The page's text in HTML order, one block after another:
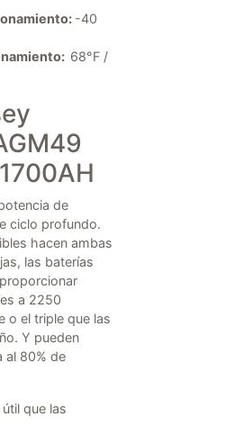
-40
68°F /
de
ciclo profundo.
hacen ambas
las baterías
a 2250
o el triple que las
Y pueden
al 80% de
que las